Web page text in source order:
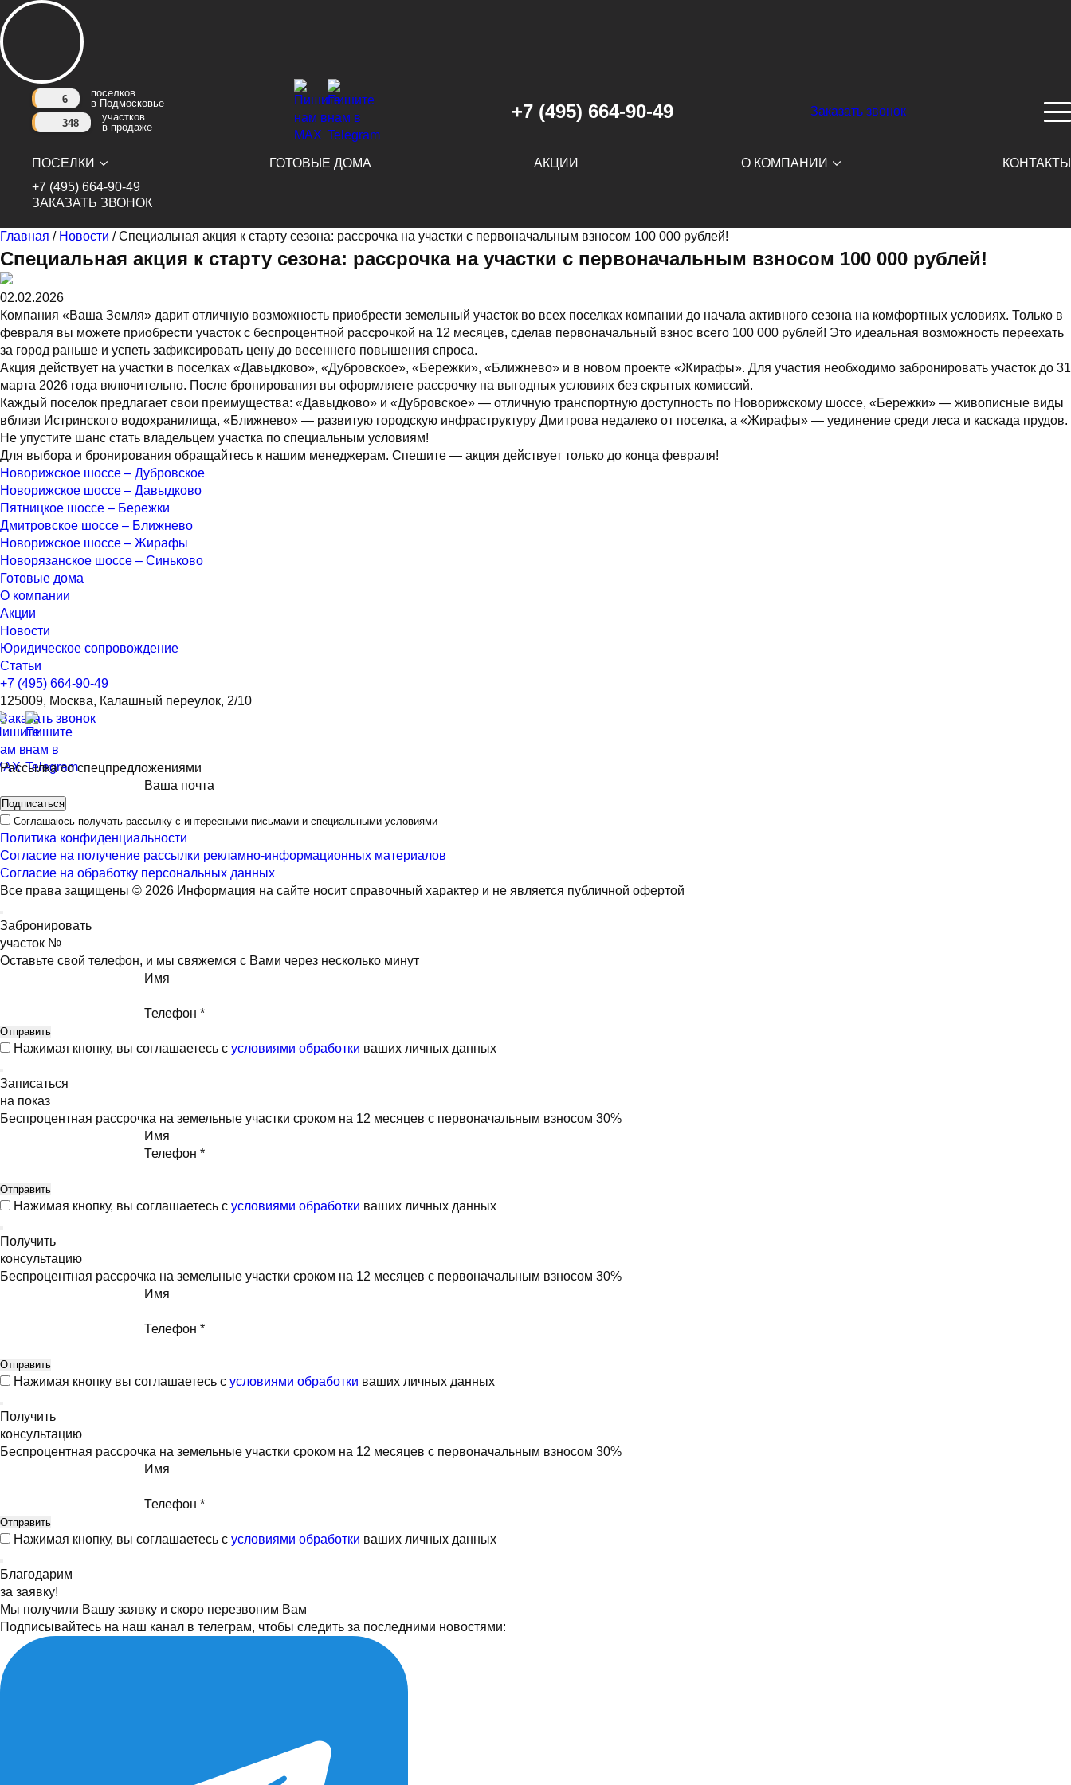
6
поселков
в Подмосковье
348
участков
в продаже
+7 (495) 664-90-49 Заказать звонок
ПОСЕЛКИ ГОТОВЫЕ ДОМА АКЦИИ О КОМПАНИИ
КОНТАКТЫ
+7 (495) 664-90-49
ЗАКАЗАТЬ ЗВОНОК
Главная / Новости /Специальная акция к старту сезона: рассрочка на участки с первоначальным взносом 100 000 рублей!
Специальная акция к старту сезона: рассрочка на участки с первоначальным взносом 100 000 рублей!
02.02.2026
Компания «Ваша Земля» дарит отличную возможность приобрести земельный участок во всех поселках компании до начала активного сезона на комфортных условиях. Только в
февраля вы можете приобрести участок с беспроцентной рассрочкой на 12 месяцев, сделав первоначальный взнос всего 100 000 рублей! Это идеальная возможность переехать
за город раньше и успеть зафиксировать цену до весеннего повышения спроса.
Акция действует на участки в поселках «Давыдково», «Дубровское», «Бережки», «Ближнево» и в новом проекте «Жирафы». Для участия необходимо забронировать участок до 31
марта 2026 года включительно. После бронирования вы оформляете рассрочку на выгодных условиях без скрытых комиссий.
Каждый поселок предлагает свои преимущества: «Давыдково» и «Дубровское» — отличную транспортную доступность по Новорижскому шоссе, «Бережки» — живописные виды
вблизи Истринского водохранилища, «Ближнево» — развитую городскую инфраструктуру Дмитрова недалеко от поселка, а «Жирафы» — уединение среди леса и каскада прудов.
Не упустите шанс стать владельцем участка по специальным условиям!
Для выбора и бронирования обращайтесь к нашим менеджерам. Спешите — акция действует только до конца февраля!
Новорижское шоссе – Дубровское
Новорижское шоссе – Давыдково
Пятницкое шоссе – Бережки
Дмитровское шоссе – Ближнево
Новорижское шоссе – Жирафы
Новорязанское шоссе – Синьково
Готовые дома
О компании
Акции
Новости
Юридическое сопровождение
Статьи
+7 (495) 664-90-49
125009, Москва, Калашный переулок, 2/10
Заказать звонок
Рассылка со спецпредложениями
Ваша почта
Подписаться
Соглашаюсь получать рассылку с интересными письмами и специальными условиями
Политика конфиденциальности
Согласие на получение рассылки рекламно-информационных материалов
Согласие на обработку персональных данных
Все права защищены © 2026 Информация на сайте носит справочный характер и не является публичной офертой
Забронировать
участок №
Оставьте свой телефон, и мы свяжемся с Вами через несколько минут
Имя
Телефон *
Нажимая кнопку, вы соглашаетесь с условиями обработки ваших личных данных
Записаться
на показ
Беспроцентная рассрочка на земельные участки сроком на 12 месяцев с первоначальным взносом 30%
Имя
Телефон *
Нажимая кнопку, вы соглашаетесь с условиями обработки ваших личных данных
Получить
консультацию
Беспроцентная рассрочка на земельные участки сроком на 12 месяцев с первоначальным взносом 30%
Имя
Телефон *
Нажимая кнопку вы соглашаетесь с условиями обработки ваших личных данных
Получить
консультацию
Беспроцентная рассрочка на земельные участки сроком на 12 месяцев с первоначальным взносом 30%
Имя
Телефон *
Нажимая кнопку, вы соглашаетесь с условиями обработки ваших личных данных
Благодарим
за заявку!
Мы получили Вашу заявку и скоро перезвоним Вам
Подписывайтесь на наш канал в телеграм, чтобы следить за последними новостями: